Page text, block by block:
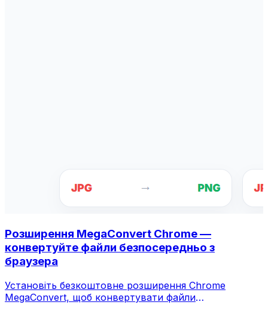
Розширення MegaConvert Chrome —
конвертуйте файли безпосередньо з
браузера
Установіть безкоштовне розширення Chrome
MegaConvert, щоб конвертувати файли